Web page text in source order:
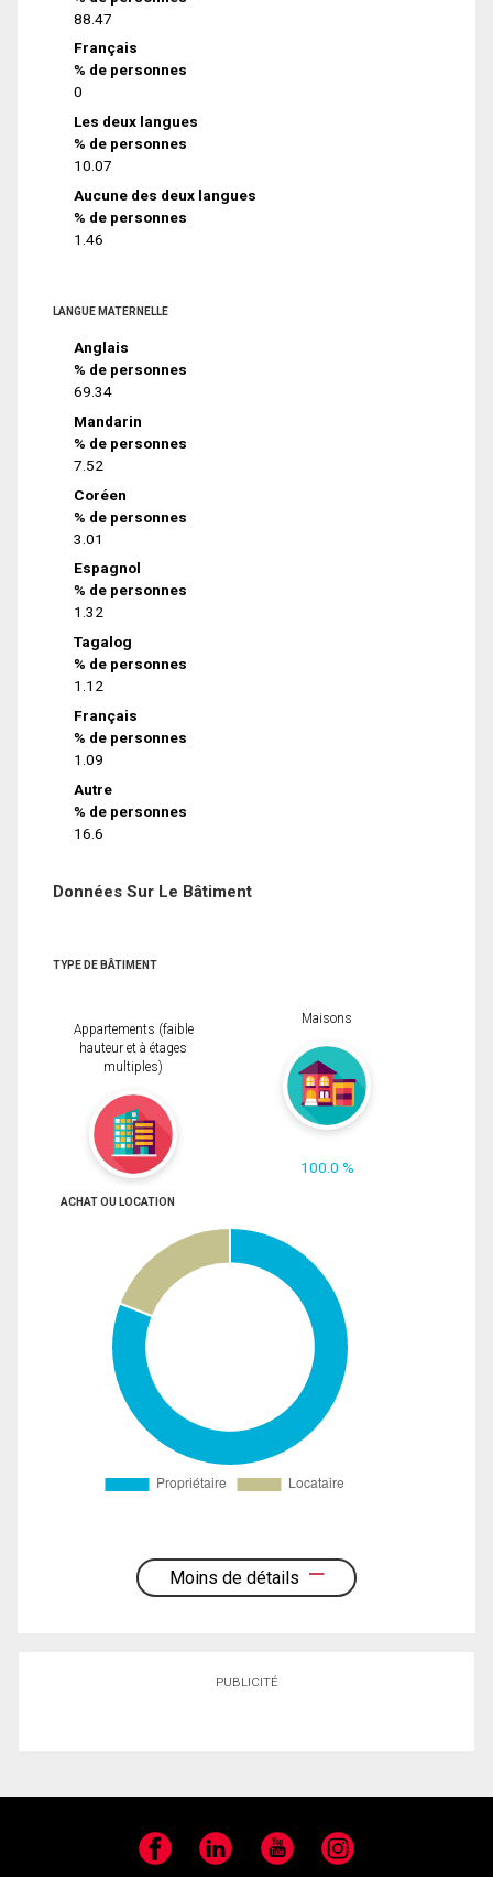
88.47
Français
% de personnes
0
Les deux langues
% de personnes
10.07
Aucune des deux langues
% de personnes
1.46
LANGUE MATERNELLE
Anglais
% de personnes
69.34
Mandarin
% de personnes
7.52
Coréen
% de personnes
3.01
Espagnol
% de personnes
1.32
Tagalog
% de personnes
1.12
Français
% de personnes
1.09
Autre
% de personnes
16.6
Données Sur Le Bâtiment
TYPE DE BÂTIMENT
Appartements (faible
hauteur et à étages
multiples)
Maisons
100.0 %
ACHAT OU LOCATION
Moins de détails
PUBLICITÉ
Facebook LinkedIn YouTube Instagram